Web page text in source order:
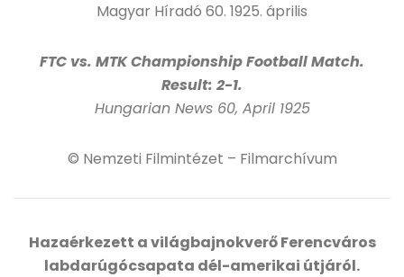
Magyar Híradó 60. 1925. április
FTC vs. MTK Championship Football Match.
Result: 2-1.
Hungarian News 60, April 1925
© Nemzeti Filmintézet – Filmarchívum
Hazaérkezett a világbajnokverő Ferencváros
labdarúgócsapata dél-amerikai útjáról.